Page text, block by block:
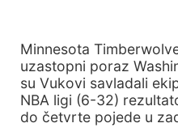
Minnesota
uzastopni poraz
su Vukovi savladali
NBA ligi (6-32)
do četvrte pojede u